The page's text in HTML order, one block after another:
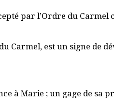
par l’Ordre du
Carmel, est un signe de
à Marie ; un gage de